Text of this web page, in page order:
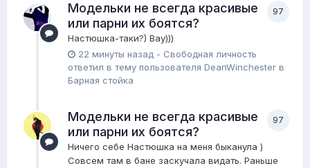
97
Модельки не всегда красивые
или парни их боятся?
Настюшка-таки?) Вау)))
22 минуты назад - Свободная личность
ответил в тему пользователя DeanWinchester в
Барная стойка
97
Модельки не всегда красивые
или парни их боятся?
Ничего себе Настюшка на меня быканула )
Совсем там в бане заскучала видать. Раньше